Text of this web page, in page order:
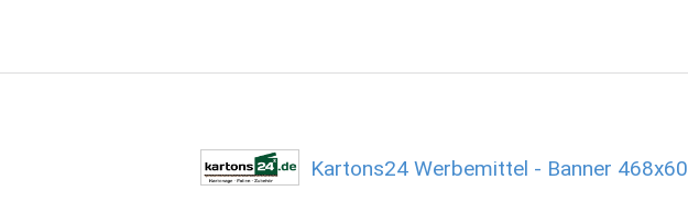
Kartons24 Werbemittel - Banner 468x60